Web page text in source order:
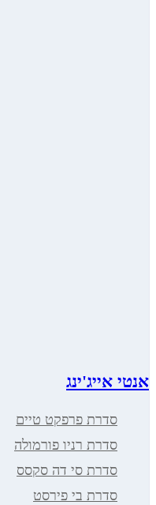
אנטי אייג'ינג
סדרת פרפקט טיים
סדרת רניו פורמולה
סדרת סי דה סקסס
סדרת בי פירסט